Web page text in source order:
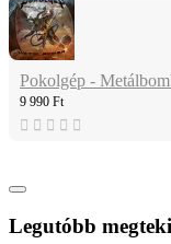
Pokolgép -
9 990 Ft
Legutóbb